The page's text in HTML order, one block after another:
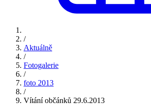
/
Aktuálně
/
Fotogalerie
/
foto 2013
/
Vítání občánků 29.6.2013